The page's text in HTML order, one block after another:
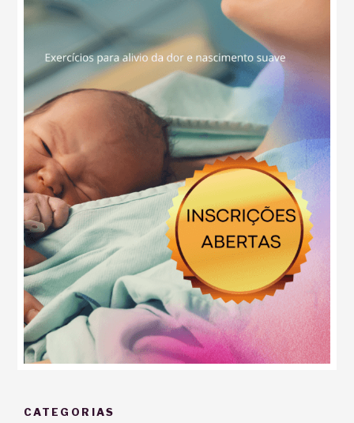
CATEGORIAS